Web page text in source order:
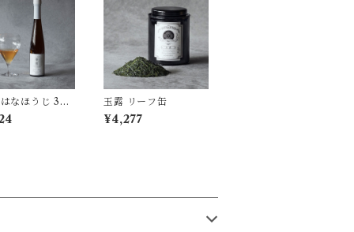
なほうじ 300
冷蔵品
玉露 リーフ缶
¥4,277